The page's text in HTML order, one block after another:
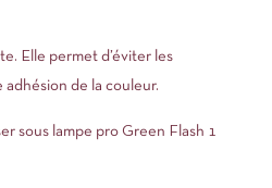
Elle permet d’éviter les
de la couleur.
sous lampe pro Green Flash 1